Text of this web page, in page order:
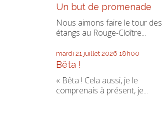
Un but de promenade
Nous aimons faire le tour des
étangs au Rouge-Cloître...
mardi 21 juillet 2026 18h00
Bêta !
« Bêta ! Cela aussi, je le
comprenais à présent, je...